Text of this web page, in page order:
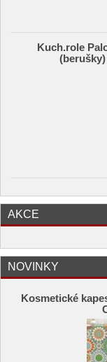
Kuch.role
(berušky)
AKCE
NOVINKY
Kosmetické